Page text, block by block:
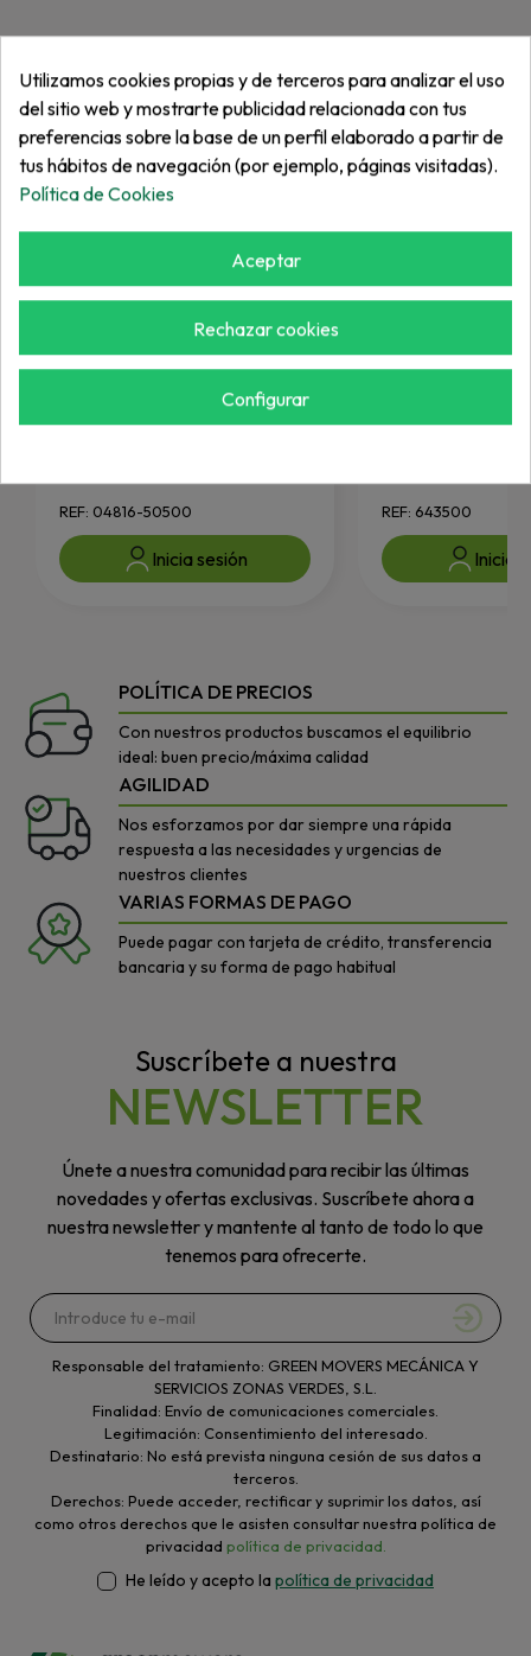
KUBOTA
REF: 04816-50500
Inicia sesión
VARIOS
REF: 643500
Inicia
POLÍTICA DE PRECIOS
Con nuestros productos buscamos el equilibrio
ideal: buen precio/máxima calidad
AGILIDAD
Nos esforzamos por dar siempre una rápida
respuesta a las necesidades y urgencias de
nuestros clientes
VARIAS FORMAS DE PAGO
Puede pagar con tarjeta de crédito, transferencia
bancaria y su forma de pago habitual
Suscríbete a nuestra
NEWSLETTER
Únete a nuestra comunidad para recibir las últimas
novedades y ofertas exclusivas. Suscríbete ahora a
nuestra newsletter y mantente al tanto de todo lo que
tenemos para ofrecerte.
Responsable del tratamiento: GREEN MOVERS MECÁNICA Y
SERVICIOS ZONAS VERDES, S.L.
Finalidad: Envío de comunicaciones comerciales.
Legitimación: Consentimiento del interesado.
Destinatario: No está prevista ninguna cesión de sus datos a
terceros.
Derechos: Puede acceder, rectificar y suprimir los datos, así
como otros derechos que le asisten consultar nuestra política de
privacidad política de privacidad.
He leído y acepto la política de privacidad
Utilizamos cookies propias y de terceros para analizar el uso
del sitio web y mostrarte publicidad relacionada con tus
preferencias sobre la base de un perfil elaborado a partir de
tus hábitos de navegación (por ejemplo, páginas visitadas).
Política de Cookies
Aceptar
Rechazar cookies
Configurar